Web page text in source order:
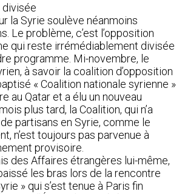
la Syrie soulève néanmoins
Le problème, c’est l’opposition
qui reste irrémédiablement divisée
programme. Mi-novembre, le
à savoir la coalition d’opposition
« Coalition nationale syrienne »
au Qatar et a élu un nouveau
plus tard, la Coalition, qui n’a
partisans en Syrie, comme le
n’est toujours pas parvenue à
provisoire.
des Affaires étrangères lui-même,
les bras lors de la rencontre
» qui s’est tenue à Paris fin